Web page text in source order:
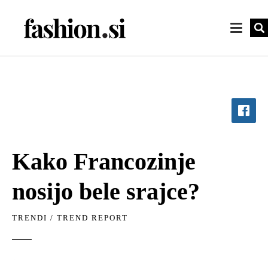
Kako Francozinje
nosijo bele srajce?
TRENDI / TREND REPORT